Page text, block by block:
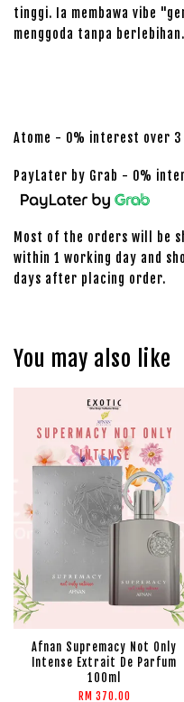
tinggi. Ia membawa vibe
menggoda tanpa berlebihan.
Atome - 0% interest over 3
PayLater by Grab - 0%
Most of the orders will be
within 1 working day and
days after placing order.
You may also like
Afnan Supremacy Not Only
Intense Extrait De Parfum
100ml
RM 370.00